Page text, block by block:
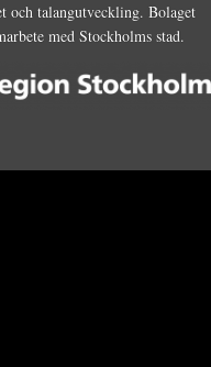
och talangutveckling. Bolaget
med Stockholms stad.